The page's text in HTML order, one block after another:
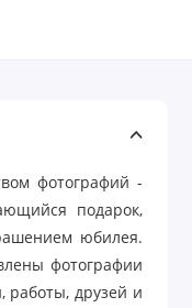
фотографий -
подарок,
юбилея.
фотографии
работы, друзей и